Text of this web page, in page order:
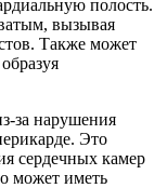
полость.
вызывая
Также может
за нарушения
Это
сердечных камер
может иметь